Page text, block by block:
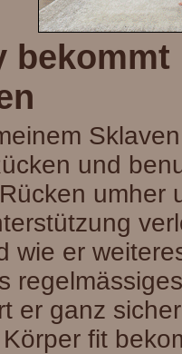
und
umher
wie er
er ganz
fit